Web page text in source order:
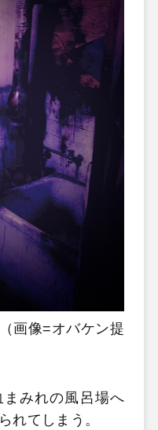
画像=オバケン提
みれの風呂場へ
れてしまう。